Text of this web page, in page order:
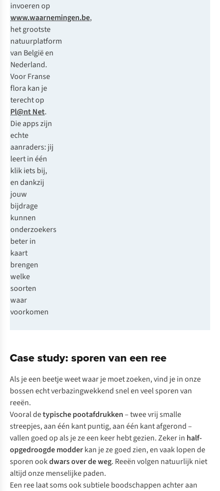
invoeren op
www.waarnemingen.be,
het grootste
natuurplatform
van België en
Nederland.
Voor Franse
flora kan je
terecht op
Pl@nt Net.
Die apps zijn
echte
aanraders: jij
leert in één
klik iets bij,
en dankzij
jouw
bijdrage
kunnen
onderzoekers
beter in
kaart
brengen
welke
soorten
waar
voorkomen
Case study: sporen van een ree
Als je een beetje weet waar je moet zoeken, vind je in onze
bossen echt verbazingwekkend snel en veel sporen van
reeën.
Vooral detypische pootafdrukken– twee vrij smalle
streepjes, aan één kant puntig, aan één kant afgerond –
vallen goed op als je ze een keer hebt gezien. Zeker in half-
opgedroogde modderkan je ze goed zien, en vaak lopen de
sporen ookdwars over de weg. Reeën volgen natuurlijk niet
altijd onze menselijke paden.
Een ree laat soms ook subtiele boodschappen achter aan